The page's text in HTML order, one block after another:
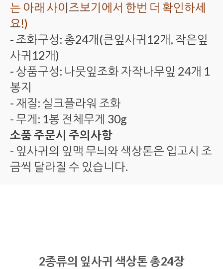
는 아래 사이즈보기에서 한번 더 확인하세
요!)
- 조화구성: 총24개(큰잎사귀12개, 작은잎
사귀12개)
- 상품구성: 나뭇잎조화 자작나무잎 24개 1
봉지
- 재질: 실크플라워 조화
- 무게: 1봉 전체무게 30g
소품 주문시 주의사항
- 잎사귀의 잎맥 무늬와 색상톤은 입고시 조
금씩 달라질 수 있습니다.
2종류의 잎사귀 색상톤 총24장